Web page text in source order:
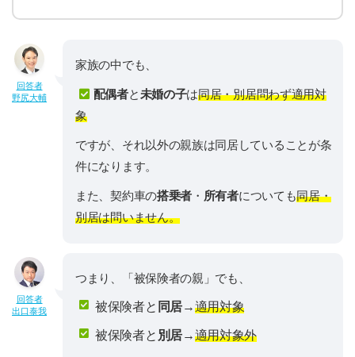
回答者
野尻大輔
家族の中でも、
配偶者と未婚の子は同居・別居問わず適用対
象
ですが、それ以外の親族は同居していることが条
件になります。
また、契約車の搭乗者 ・ 所有者についても同居・
別居は問いません。
回答者
出口泰我
つまり、「被保険者の親」でも、
被保険者と 同居→適用対象
被保険者と 別居→適用対象外